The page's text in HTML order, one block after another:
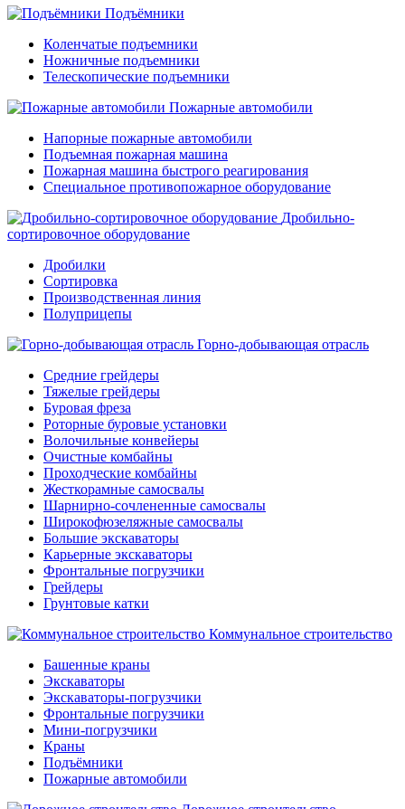
Подъёмники
Коленчатые подъемники
Ножничные подъемники
Телескопические подъемники
Пожарные автомобили
Напорные пожарные автомобили
Подъемная пожарная машина
Пожарная машина быстрого реагирования
Специальное противопожарное оборудование
Дробильно-
сортировочное оборудование
Дробилки
Сортировка
Производственная линия
Полуприцепы
Горно-добывающая отрасль
Средние грейдеры
Тяжелые грейдеры
Буровая фреза
Роторные буровые установки
Волочильные конвейеры
Очистные комбайны
Проходческие комбайны
Жесткорамные самосвалы
Шарнирно-сочлененные самосвалы
Широкофюзеляжные самосвалы
Большие экскаваторы
Карьерные экскаваторы
Фронтальные погрузчики
Грейдеры
Грунтовые катки
Коммунальное строительство
Башенные краны
Экскаваторы
Экскаваторы-погрузчики
Фронтальные погрузчики
Мини-погрузчики
Краны
Подъёмники
Пожарные автомобили